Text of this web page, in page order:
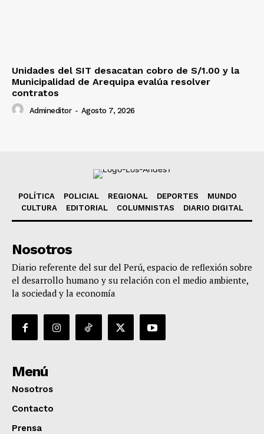
Unidades del SIT desacatan cobro de S/1.00 y la
Municipalidad de Arequipa evalúa resolver
contratos
Admineditor - Agosto 7, 2026
POLÍTICA POLICIAL REGIONAL DEPORTES
MUNDO
CULTURA
EDITORIAL COLUMNISTAS DIARIO DIGITAL
Nosotros
Diario referente del sur del Perú, espacio de reflexión sobre
el desarrollo humano y su relación con el medio ambiente,
la sociedad y la economía
Menú
Nosotros
Contacto
Prensa